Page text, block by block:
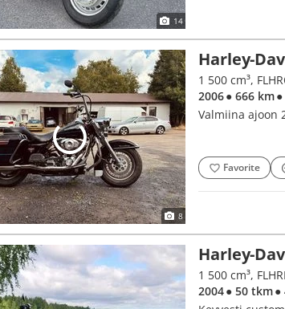
14
8
Harley-
1 500 cm³,
2006● 666 km
Valmiina ajoon
Favorite
Harley-
1 500 cm³,
2004● 50 tkm●